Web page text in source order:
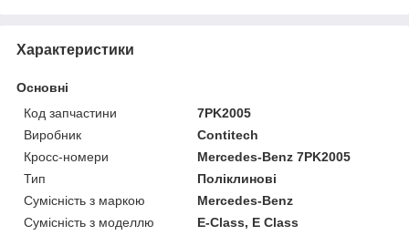
Характеристики
Основні
Код запчастини
7PK2005
Виробник
Contitech
Кросс-номери
Mercedes-Benz 7PK2005
Тип
Поліклинові
Сумісність з маркою
Mercedes-Benz
Сумісність з моделлю
E-Class, E Class